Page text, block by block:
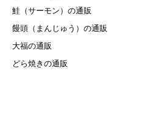
鮭（サーモン）の通販
饅頭（まんじゅう）の通販
大福の通販
どら焼きの通販